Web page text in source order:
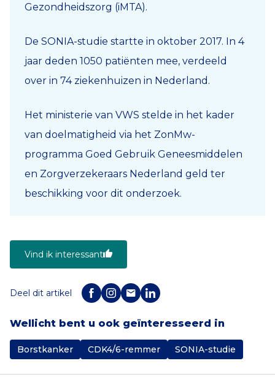
Gezondheidszorg (iMTA).
De SONIA-studie startte in oktober 2017. In 4
jaar deden 1050 patiënten mee, verdeeld
over in 74 ziekenhuizen in Nederland.
Het ministerie van VWS stelde in het kader
van doelmatigheid via het ZonMw-
programma Goed Gebruik Geneesmiddelen
en Zorgverzekeraars Nederland geld ter
beschikking voor dit onderzoek.
Vind ik interessant
Deel dit artikel
Wellicht bent u ook geïnteresseerd in
Borstkanker CDK4/6-remmer SONIA-studie